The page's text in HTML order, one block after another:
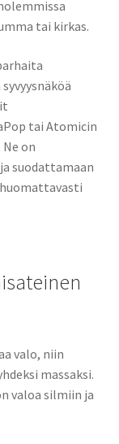
tai kirkas.
tai Atomicin
on
suodattamaan
valo, niin
massaksi.
valoa silmiin ja